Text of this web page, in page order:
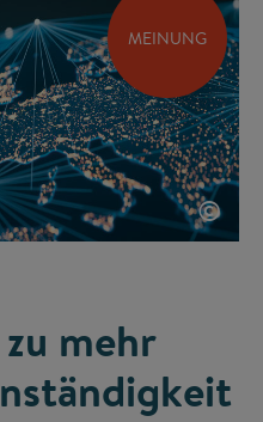
MEINUNG
©
mehr